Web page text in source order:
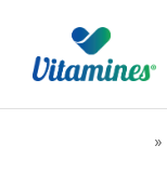
»